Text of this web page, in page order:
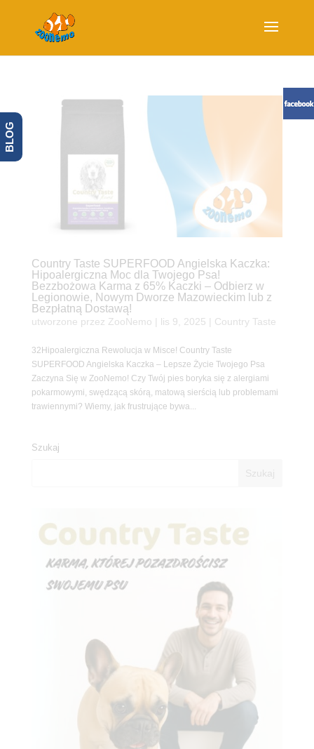
Country Taste SUPERFOOD Angielska Kaczka:
Hipoalergiczna Moc dla Twojego Psa!
Bezzbożowa Karma z 65% Kaczki – Odbierz w
Legionowie, Nowym Dworze Mazowieckim lub z
Bezpłatną Dostawą!
utworzone przez ZooNemo lis 9, 2025 Country Taste
32Hipoalergiczna Rewolucja w Misce! Country Taste
SUPERFOOD Angielska Kaczka – Lepsze Życie Twojego Psa
Zaczyna Się w ZooNemo! Czy Twój pies boryka się z alergiami
pokarmowymi, swędzącą skórą, matową sierścią lub problemami
trawiennymi? Wiemy, jak frustrujące bywa...
Szukaj
BLOG